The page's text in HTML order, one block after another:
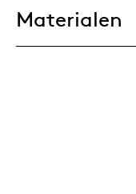
Materialen